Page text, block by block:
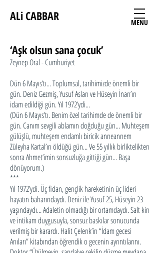
ALi CABBAR MENU
‘Aşk olsun sana çocuk’
Zeynep Oral - Cumhuriyet
Dün 6 Mayıs’tı... Toplumsal, tarihimizde önemli bir
gün. Deniz Gezmiş, Yusuf Aslan ve Hüseyin İnan’ın
idam edildiği gün. Yıl 1972’ydi...
(Dün 6 Mayıs’tı. Benim özel tarihimde de önemli bir
gün. Canım sevgili ablamın doğduğu gün... Muhteşem
gülüşlü, muhteşem endamlı biricik anneannem
Züleyha Kartal’ın öldüğü gün... Ve 55 yıllık birliktelikten
sonra Ahmet’imin sonsuzluğa gittiği gün... Başa
dönüyorum.)
***
Yıl 1972’ydi. Üç fidan, gençlik hareketinin üç lideri
hayatın baharındaydı. Deniz ile Yusuf 25, Hüseyin 23
yaşındaydı... Adaletin olmadığı bir ortamdaydı. Salt kin
ve intikam duygusuyla, sonsuz baskılar sonucunda
verilmiş bir karardı. Halit Çelenk’in “İdam gecesi
Anıları” kitabından öğrendik o gecenin ayrıntılarını.